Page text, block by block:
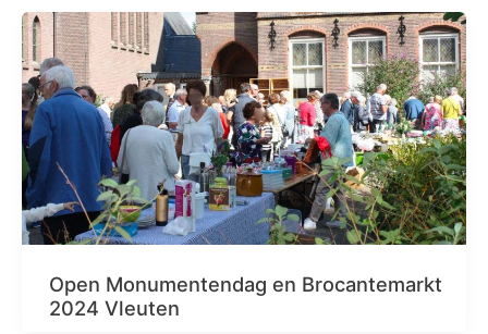
Open Monumentendag en Brocantemarkt
2024 Vleuten